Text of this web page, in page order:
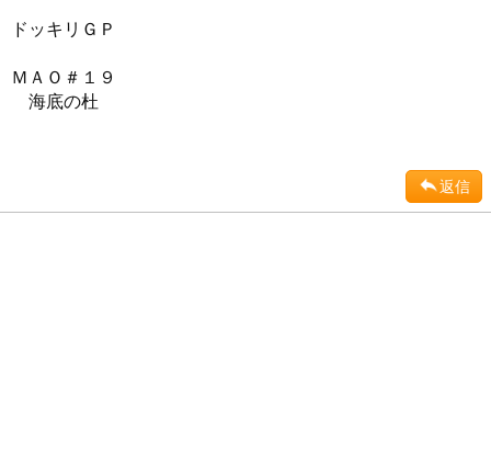
ドッキリＧＰ
ＭＡＯ＃１９
海底の杜
返信